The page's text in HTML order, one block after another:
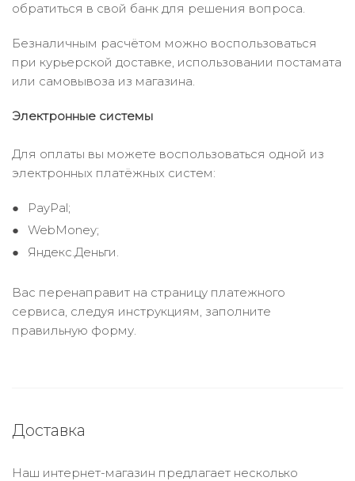
обратиться в свой банк для решения вопроса.
Безналичным расчётом можно воспользоваться
при курьерской доставке, использовании постамата
или самовывоза из магазина.
Электронные системы
Для оплаты вы можете воспользоваться одной из
электронных платёжных систем:
PayPal;
WebMoney;
Яндекс.Деньги.
Вас перенаправит на страницу платежного
сервиса, следуя инструкциям, заполните
правильную форму.
Доставка
Наш интернет-магазин предлагает несколько